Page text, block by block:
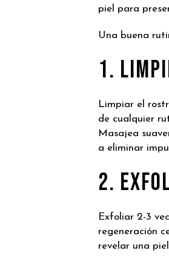
piel para
Una buena
1.
Limpiar el
de cualquier
Masajea
a eliminar
2.
Exfoliar 2-3
regeneración
revelar una